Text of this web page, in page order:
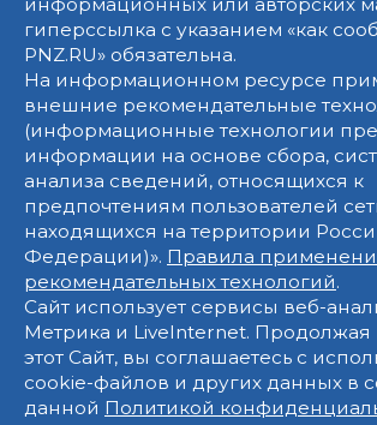
гиперссылка с указанием «как
PNZ.RU» обязательна.
На информационном ресурсе
внешние рекомендательные
(информационные технологии
информации на основе сбора,
анализа сведений, относящихся к
предпочтениям пользователей
находящихся на территории
Федерации)». Правила
рекомендательных технологий.
Сайт использует сервисы веб-
Метрика и LiveInternet. Продолжая
этот Сайт, вы соглашаетесь с
cookie-файлов и других данных в
данной Политикой